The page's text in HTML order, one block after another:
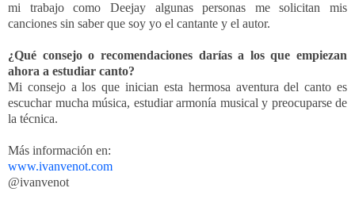
mi trabajo como Deejay algunas personas me solicitan mis
canciones sin saber que soy yo el cantante y el autor.
¿Qué consejo o recomendaciones darías a los que empiezan
ahora a estudiar canto?
Mi consejo a los que inician esta hermosa aventura del canto es
escuchar mucha música, estudiar armonía musical y preocuparse de
la técnica.
Más información en:
www.ivanvenot.com
@ivanvenot